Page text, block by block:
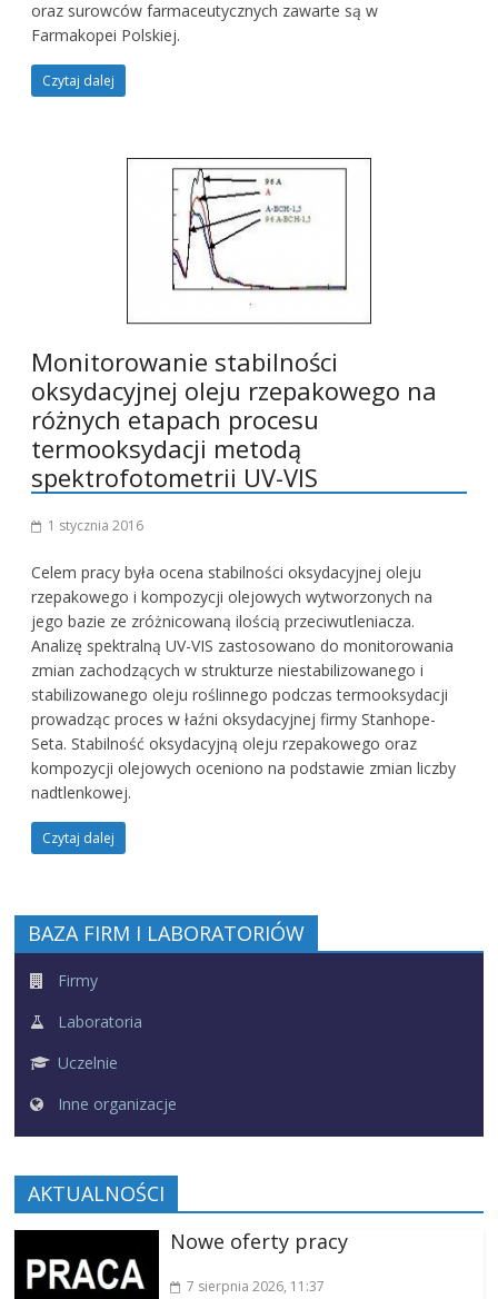
oraz surowców farmaceutycznych zawarte są w
Farmakopei Polskiej.
Czytaj dalej
Monitorowanie stabilności
oksydacyjnej oleju rzepakowego na
różnych etapach procesu
termooksydacji metodą
spektrofotometrii UV-VIS
1 stycznia 2016
Celem pracy była ocena stabilności oksydacyjnej oleju
rzepakowego i kompozycji olejowych wytworzonych na
jego bazie ze zróżnicowaną ilością przeciwutleniacza.
Analizę spektralną UV-VIS zastosowano do monitorowania
zmian zachodzących w strukturze niestabilizowanego i
stabilizowanego oleju roślinnego podczas termooksydacji
prowadząc proces w łaźni oksydacyjnej firmy Stanhope-
Seta. Stabilność oksydacyjną oleju rzepakowego oraz
kompozycji olejowych oceniono na podstawie zmian liczby
nadtlenkowej.
Czytaj dalej
BAZA FIRM I LABORATORIÓW
Firmy
Laboratoria
Uczelnie
Inne organizacje
AKTUALNOŚCI
Nowe oferty pracy
7 sierpnia 2026, 11:37